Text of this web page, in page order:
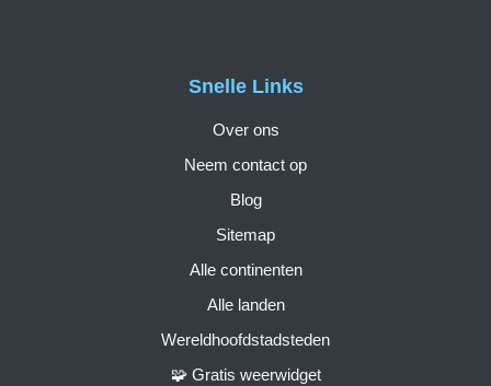
Snelle Links
Over ons
Neem contact op
Blog
Sitemap
Alle continenten
Alle landen
Wereldhoofdstadsteden
🧩 Gratis weerwidget